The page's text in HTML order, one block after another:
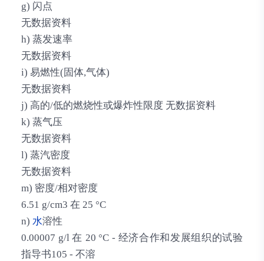
g) 闪点
无数据资料
h) 蒸发速率
无数据资料
i) 易燃性(固体,气体)
无数据资料
j) 高的/低的燃烧性或爆炸性限度 无数据资料
k) 蒸气压
无数据资料
l) 蒸汽密度
无数据资料
m) 密度/相对密度
6.51 g/cm3 在 25 °C
n) 水溶性
0.00007 g/l 在 20 °C - 经济合作和发展组织的试验
指导书105 - 不溶